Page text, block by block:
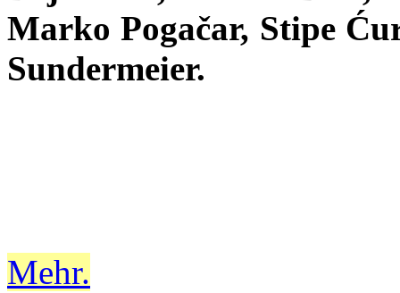
Marko Pogačar, Stipe
Sundermeier.
Mehr.